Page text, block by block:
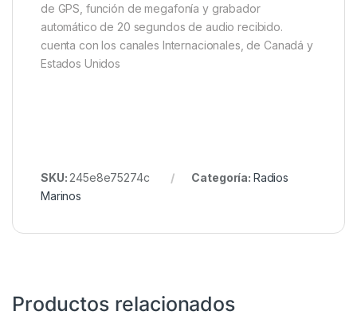
de GPS, función de megafonía y grabador
automático de 20 segundos de audio recibido.
cuenta con los canales Internacionales, de Canadá y
Estados Unidos
SKU: 245e8e75274c Categoría: Radios
Marinos
Productos relacionados